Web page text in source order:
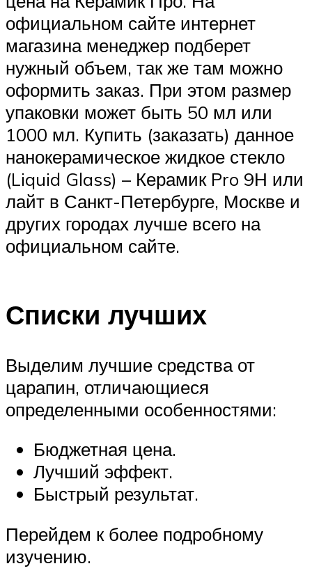
официальном сайте интернет
магазина менеджер подберет
нужный объем, так же там можно
оформить заказ. При этом размер
упаковки может быть 50 мл или
1000 мл. Купить (заказать) данное
нанокерамическое жидкое стекло
(Liquid Glass) – Керамик Pro 9Н или
лайт в Санкт-Петербурге, Москве и
других городах лучше всего на
официальном сайте.
Списки лучших
Выделим лучшие средства от
царапин, отличающиеся
определенными особенностями:
Бюджетная цена.
Лучший эффект.
Быстрый результат.
Перейдем к более подробному
изучению.